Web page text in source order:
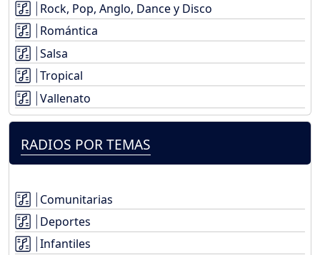
Rock, Pop, Anglo, Dance y Disco
Romántica
Salsa
Tropical
Vallenato
RADIOS POR TEMAS
Comunitarias
Deportes
Infantiles